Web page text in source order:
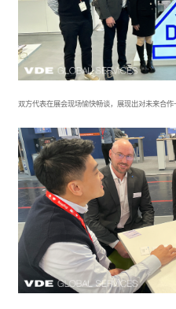
双方代表在展会现场愉快畅谈，展现出对未来合作